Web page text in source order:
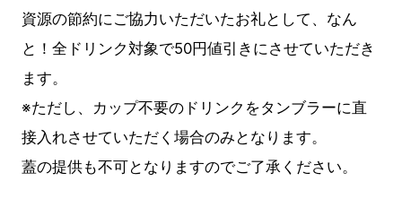
資源の節約にご協力いただいたお礼として、なん
と！全ドリンク対象で50円値引きにさせていただき
ます。
※ただし、カップ不要のドリンクをタンブラーに直
接入れさせていただく場合のみとなります。
蓋の提供も不可となりますのでご了承ください。